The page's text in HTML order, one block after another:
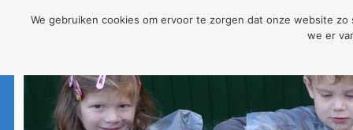
We gebruiken cookies om ervoor te zorgen dat onze website
we er